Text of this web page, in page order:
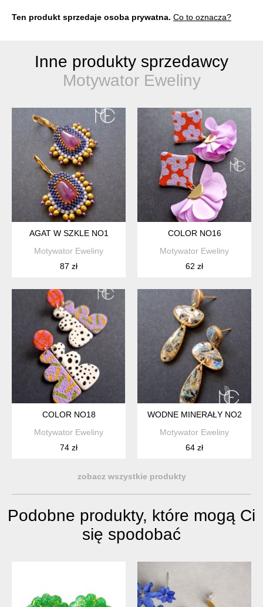
Ten produkt sprzedaje osoba prywatna. Co to oznacza?
Inne produkty sprzedawcy
Motywator Eweliny
AGAT W SZKLE NO1
Motywator Eweliny
87 zł
COLOR NO16
Motywator Eweliny
62 zł
COLOR NO18
Motywator Eweliny
74 zł
WODNE MINERAŁY NO2
Motywator Eweliny
64 zł
zobacz wszystkie produkty
Podobne produkty, które mogą Ci
się spodobać